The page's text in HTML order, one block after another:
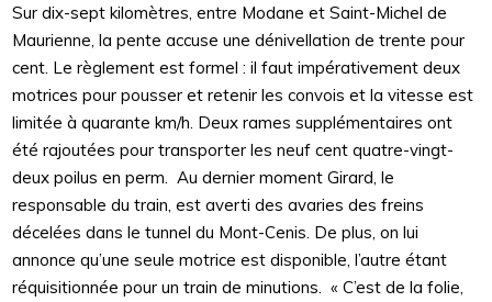
Sur dix-sept kilomètres, entre Modane et Saint-Michel de
Maurienne, la pente accuse une dénivellation de trente pour
cent. Le règlement est formel : il faut impérativement deux
motrices pour pousser et retenir les convois et la vitesse est
limitée à quarante km/h. Deux rames supplémentaires ont
été rajoutées pour transporter les neuf cent quatre-vingt-
deux poilus en perm. Au dernier moment Girard, le
responsable du train, est averti des avaries des freins
décelées dans le tunnel du Mont-Cenis. De plus, on lui
annonce qu’une seule motrice est disponible, l’autre étant
réquisitionnée pour un train de minutions. « C’est de la folie,